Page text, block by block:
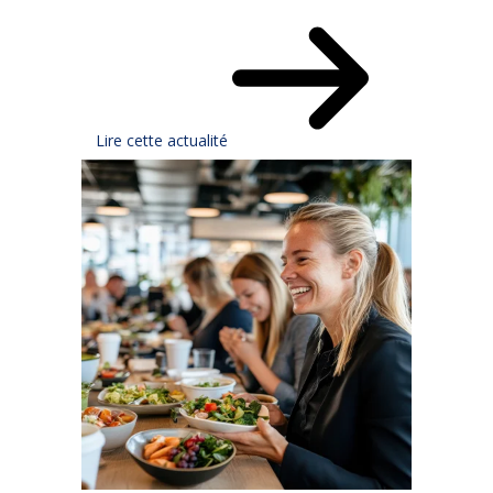
Lire cette actualité